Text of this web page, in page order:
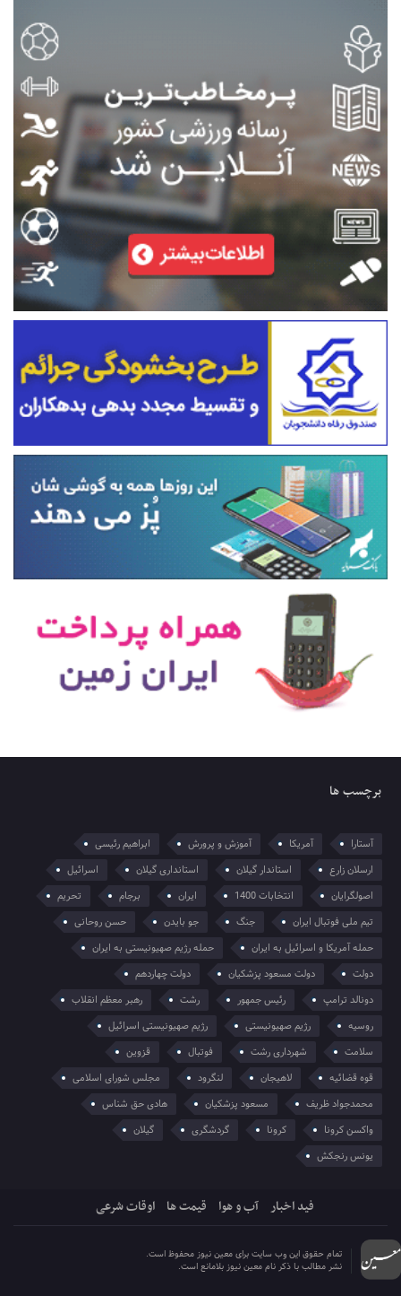
برچسب ها
آستارا آمریکا آموزش و پرورش
ابراهیم رئیسی
ارسلان زارع
استاندار گیلان استانداری گیلان
اسرائیل
اصولگرایان
انتخابات 1400 ایران برجام
تحریم
تیم ملی فوتبال ایران
جنگ جو بایدن
حسن روحانی
حمله آمریکا و اسرائیل به ایران
حمله رژیم صهیونیستی به ایران
دولت
دولت مسعود پزشکیان
دولت چهاردهم
دونالد ترامپ
رئیس جمهور رشت
رهبر معظم انقلاب
روسیه
رژیم صهیونیستی
رژیم صهیونیستی اسرائیل
سلامت
شهرداری رشت فوتبال
قزوین
قوه قضائیه
لاهیجان لنگرود
مجلس شورای اسلامی
محمدجواد ظریف
مسعود پزشکیان
هادی حق شناس
واکسن کرونا
کرونا گردشگری
گیلان
یونس رنجکش
فید اخبار آب و هوا قیمت ها اوقات شرعی
تمام حقوق این وب سایت برای معین نیوز محفوظ است.
نشر مطالب با ذکر نام معین نیوز بلامانع است.